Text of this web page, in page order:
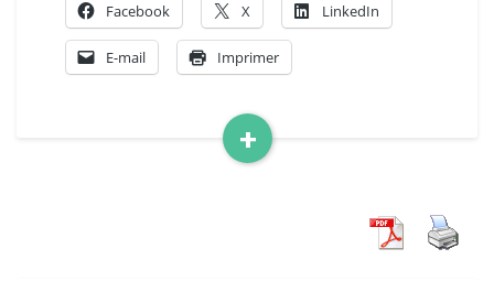
+
Read
Facebook X LinkedIn
E-mail Imprimer